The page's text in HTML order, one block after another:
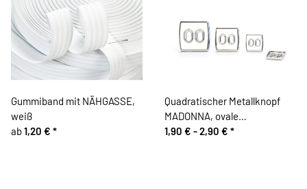
Gummiband mit NÄHGASSE,
weiß
ab1,20 € *
Quadratischer Metallknopf
MADONNA, ovale
Knopflöcher, 3 Größen, silber
1,90 € -2,90 € *